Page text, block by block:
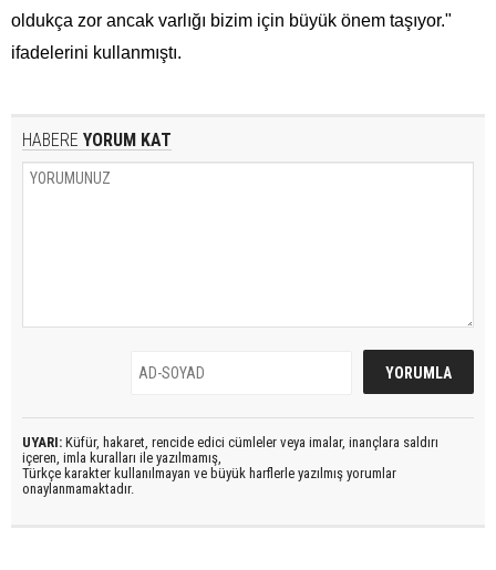
oldukça zor ancak varlığı bizim için büyük önem taşıyor."
ifadelerini kullanmıştı.
HABERE YORUM KAT
UYARI: Küfür, hakaret, rencide edici cümleler veya imalar, inançlara saldırı
içeren, imla kuralları ile yazılmamış,
Türkçe karakter kullanılmayan ve büyük harflerle yazılmış yorumlar
onaylanmamaktadır.